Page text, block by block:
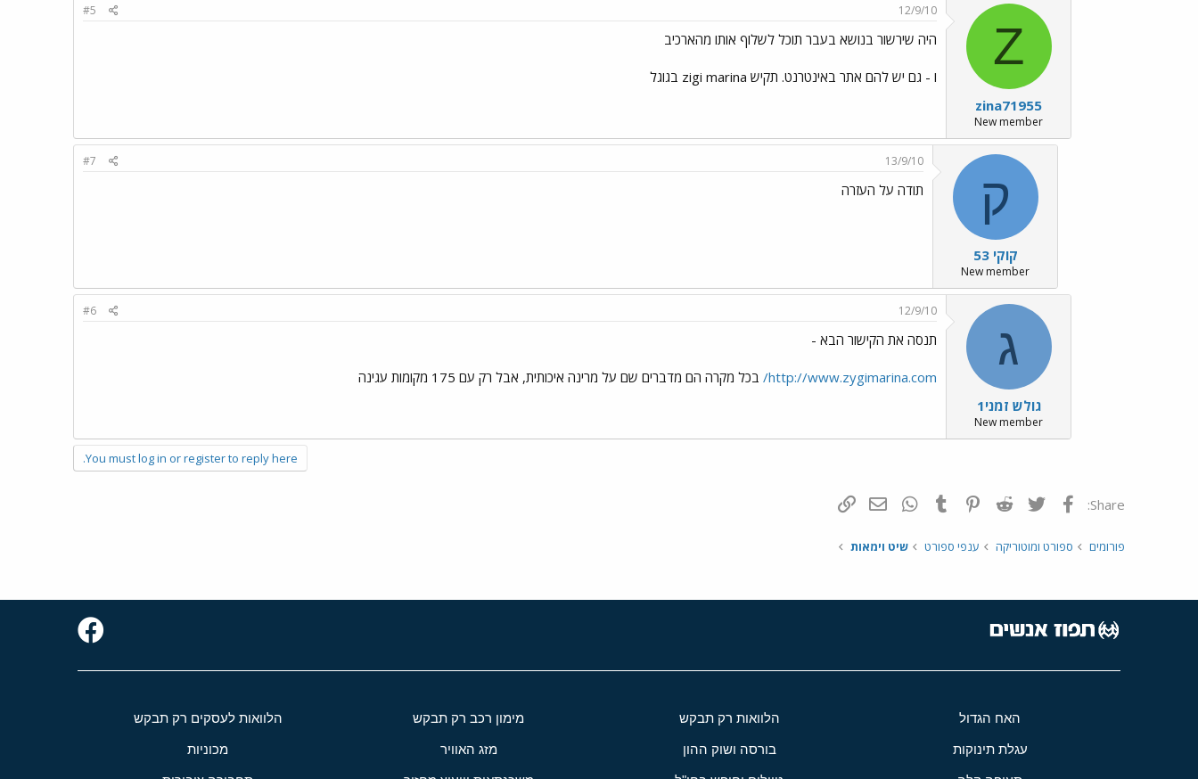
Z
zina71955
New member
12/9/10
#5
היה שירשור בנושא בעבר תוכל לשלוף אותו מהארכיב
ו - גם יש להם אתר באינטרנט. תקיש zigi marina בגוגל
ק
קוקי 53
New member
13/9/10
#7
תודה על העזרה
ג
גולש זמני1
New member
12/9/10
#6
תנסה את הקישור הבא -
http://www.zygimarina.com/ בכל מקרה הם מדברים שם על מרינה איכותית, אבל רק עם 175 מקומות עגינה
You must log in or register to reply here.
Share: פייסבוק Twitter
Reddit
Pinterest
Tumblr
WhatsAppדואר אלקטרוני
פורומים ספורט ומוטוריקה ענפי ספורט שיט וימאות
האח הגדול הלוואות רק תבקש מימון רכב רק תבקש הלוואות לעסקים רק תבקש
עגלת תינוקות בורסה ושוק ההון מזג האוויר מכוניות